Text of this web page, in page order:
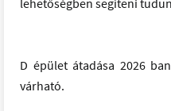
D épület átadása 2026
várható.